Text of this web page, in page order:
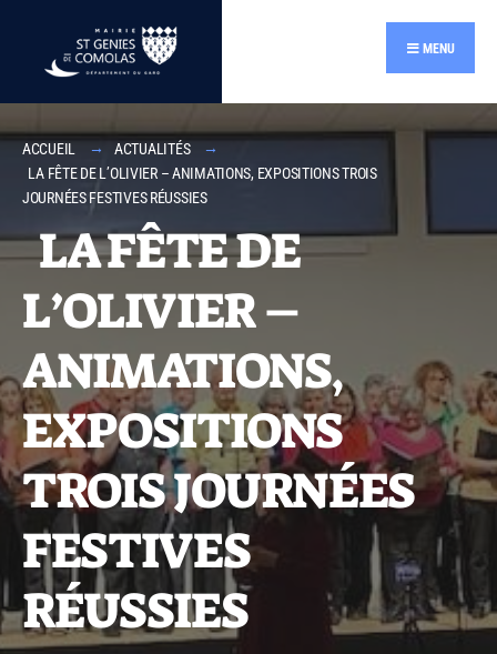
MENU
ACCUEIL
ACTUALITÉS
LA FÊTE DE L’OLIVIER – ANIMATIONS, EXPOSITIONS TROIS
JOURNÉES FESTIVES RÉUSSIES
LA FÊTE DE
L’OLIVIER –
ANIMATIONS,
EXPOSITIONS
TROIS JOURNÉES
FESTIVES
RÉUSSIES